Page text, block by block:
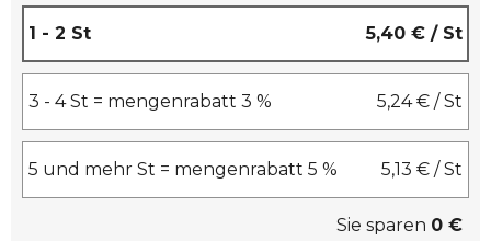
1 - 2 St 5,40 € / St
3 - 4 St = mengenrabatt 3 % 5,24 € / St
5 und mehr St = mengenrabatt 5 % 5,13 € / St
Sie sparen 0 €